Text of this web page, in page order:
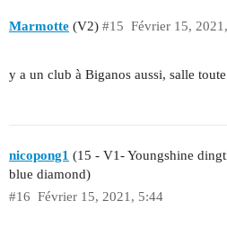
Marmotte (V2) Février 15,
#15
y a un club à Biganos aussi, salle
nicopong1 (15 - V1- Youngshine
blue diamond)
Février 15, 2021, 5:44
#16